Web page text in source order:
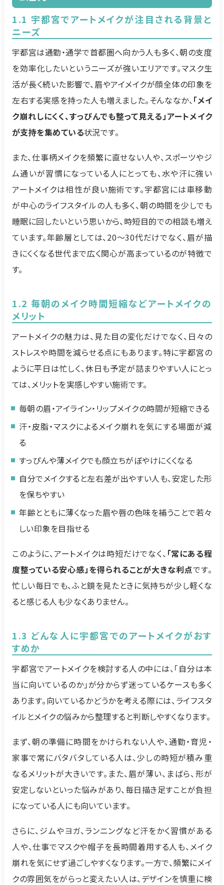
1.1 宇都宮でアートメイクが注目される背景と
ニーズ
宇都宮は通勤・通学で首都圏へ向かう人も多く、朝の支度
を効率化したいというニーズが強いエリアです。マスク生
活が長く続いた影響で、眉やアイメイクが顔全体の印象を
左右する実感を持った人も増えました。そんななか、 「メイ
ク崩れしにくく、すっぴんでも整って見える」アートメイク
が支持を集めている状況です。
また、仕事柄メイクを頻繁に直せない人や、スポーツやジ
ム通いが習慣になっている人にとっても、水や汗に強い
アートメイクは相性が良い施術です。宇都宮には車移動
が中心のライフスタイルの人も多く、朝の時間を少しでも
睡眠に回したいという思いから、時短目的での相談も増え
ています。年齢層としては、20〜30代だけでなく、眉が描
きにくくなる世代まで広く関心が高まっているのが特徴で
す。
1.2 毎朝のメイク時間短縮などアートメイクの
メリット
アートメイクの魅力は、見た目の変化だけでなく、日々の
ストレスや時間を減らせる点にもあります。特に宇都宮の
ように平日は忙しく、休日も予定が詰まりやすい人にとっ
ては、メリットを実感しやすい施術です。
毎朝の眉・アイライン・リップメイクの時間が短縮できる
汗・皮脂・マスクによるメイク崩れを気にする場面が減
る
すっぴんや薄メイクでも顔立ちがぼやけにくくなる
自分でメイクすると左右差が出やすい人も、安定した形
を保ちやすい
年齢とともに薄くなった眉や唇の色味を補うことで若々
しい印象を目指せる
このように、アートメイクは時短だけでなく、 「常にある程
度整っている安心感」を得られることが大きな利点です。
忙しい毎日でも、ふと鏡を見たときに気持ちが少し軽くな
ると感じる人も少なくありません。
1.3 どんな人に宇都宮でのアートメイクがおす
すめか
宇都宮でアートメイクを検討する人の中には、「自分は本
当に向いているのか」が分からず迷っているケースも多く
あります。向いているかどうかを考える際には、ライフスタ
イルとメイクの悩みから整理すると判断しやすくなります。
まず、朝の準備に時間をかけられない人や、通勤・育児・
家事で常にバタバタしている人は、少しの時短が積み重
なるメリットが大きいです。また、眉が薄い、まばら、形が
安定しないといった悩みがあり、毎日描き足すことが負担
になっている人にも向いています。
さらに、ジムやヨガ、ランニングなど汗をかく習慣がある
人や、仕事でマスクや帽子を長時間着用する人も、メイク
崩れを気にせず過ごしやすくなります。一方で、頻繁にメイ
クの雰囲気をがらっと変えたい人は、デザインを慎重に検